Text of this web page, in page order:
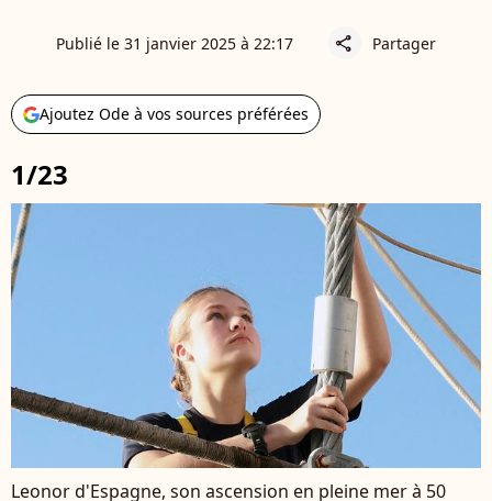
Publié le 31 janvier 2025 à 22:17 share Partager
Ajoutez Ode à vos sources préférées
1/23
Leonor d'Espagne, son ascension en pleine mer à 50